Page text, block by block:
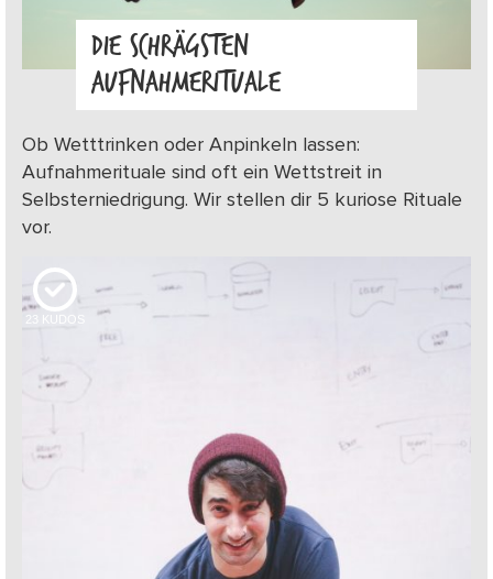
DIE SCHRÄGSTEN
AUFNAHMERITUALE
Ob Wetttrinken oder Anpinkeln lassen:
Aufnahmerituale sind oft ein Wettstreit in
Selbsterniedrigung. Wir stellen dir 5 kuriose Rituale
vor.
23 KUDOS